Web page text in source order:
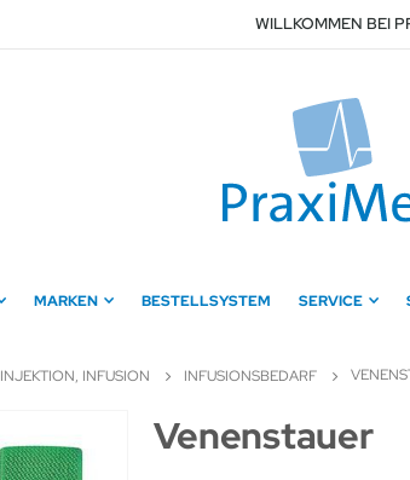
WILLKOMMEN BEI
MARKEN BESTELLSYSTEM SERVICE
INJEKTION, INFUSION INFUSIONSBEDARF
Zum
Anfang
Venenstauer